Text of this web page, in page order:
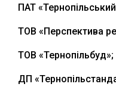
ПАТ
ТОВ «Перспектива
ТОВ «Тернопільбуд»;
ДП